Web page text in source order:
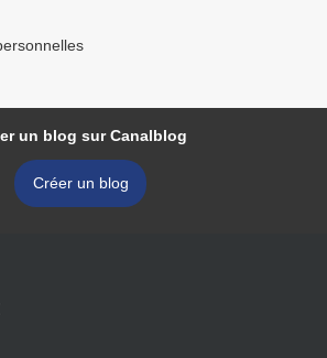
un blog sur Canalblog
Créer un blog